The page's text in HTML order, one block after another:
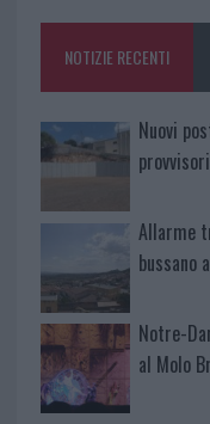
o
k
NOTIZIE RECENTI
Nuovi
Allarme
bussano
Notre-
al Molo